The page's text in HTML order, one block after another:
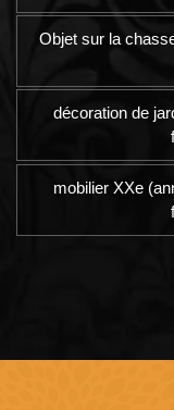
Objet sur la
décoration de
mobilier XXe